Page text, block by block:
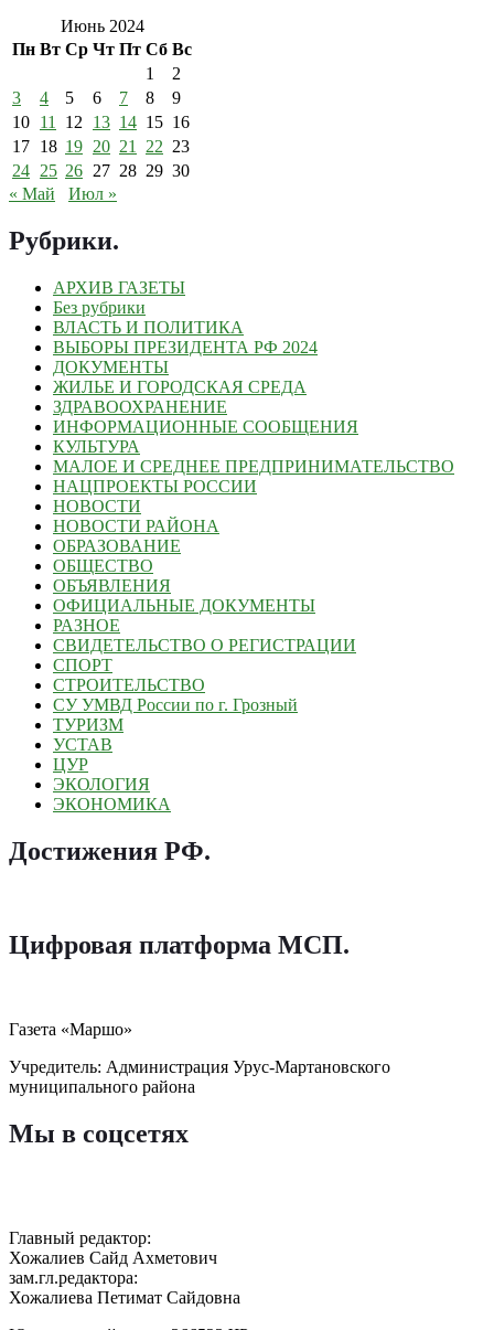
Июнь 2024
Пн Вт Ср Чт Пт Сб Вс
1
2
3
4 5 6 7 8
9
10 11 12 13 14 15 16
17 18 19 20 21 22 23
24 25 26 27 28 29 30
« Май
Июл »
Рубрики.
АРХИВ ГАЗЕТЫ
Без рубрики
ВЛАСТЬ И ПОЛИТИКА
ВЫБОРЫ ПРЕЗИДЕНТА РФ 2024
ДОКУМЕНТЫ
ЖИЛЬЕ И ГОРОДСКАЯ СРЕДА
ЗДРАВООХРАНЕНИЕ
ИНФОРМАЦИОННЫЕ СООБЩЕНИЯ
КУЛЬТУРА
МАЛОЕ И СРЕДНЕЕ ПРЕДПРИНИМАТЕЛЬСТВО
НАЦПРОЕКТЫ РОССИИ
НОВОСТИ
НОВОСТИ РАЙОНА
ОБРАЗОВАНИЕ
ОБЩЕСТВО
ОБЪЯВЛЕНИЯ
ОФИЦИАЛЬНЫЕ ДОКУМЕНТЫ
РАЗНОЕ
СВИДЕТЕЛЬСТВО О РЕГИСТРАЦИИ
СПОРТ
СТРОИТЕЛЬСТВО
СУ УМВД России по г. Грозный
ТУРИЗМ
УСТАВ
ЦУР
ЭКОЛОГИЯ
ЭКОНОМИКА
Достижения РФ.
Цифровая платформа МСП.
Газета «Маршо»
Учредитель: Администрация Урус-Мартановского
муниципального района
Мы в соцсетях
Главный редактор:
Хожалиев Сайд Ахметович
зам.гл.редактора:
Хожалиева Петимат Сайдовна